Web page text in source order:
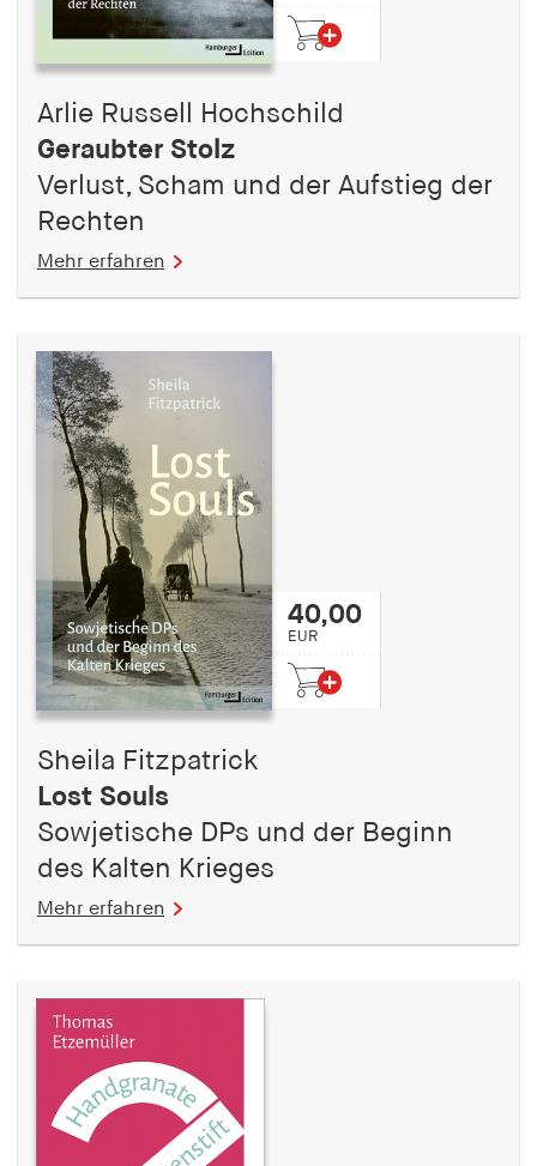
Arlie Russell Hochschild
Geraubter Stolz
Verlust, Scham und der Aufstieg der
Rechten
Mehr erfahren
40,00
EUR
Sheila Fitzpatrick
Lost Souls
Sowjetische DPs und der Beginn
des Kalten Krieges
Mehr erfahren